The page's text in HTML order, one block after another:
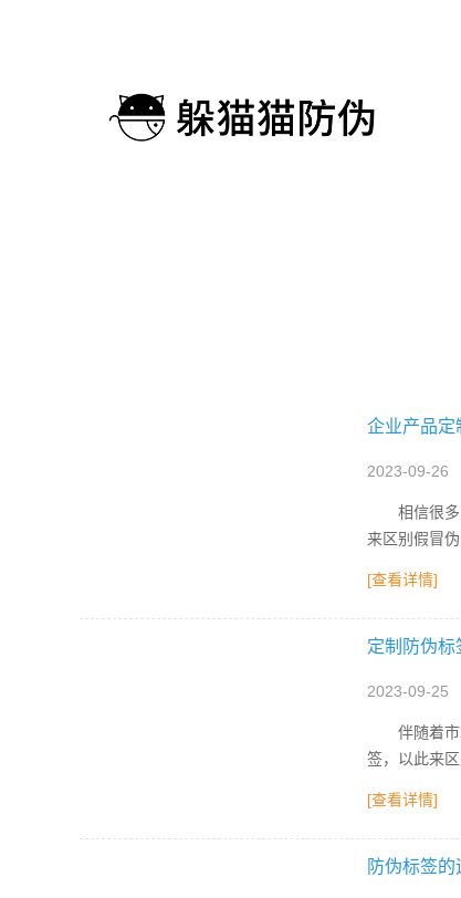
企业产品定
2023-09-26
相信很多人
来区别假冒
[查看详情]
定制防伪标
2023-09-25
伴随着市场
签，以此来
[查看详情]
防伪标签的